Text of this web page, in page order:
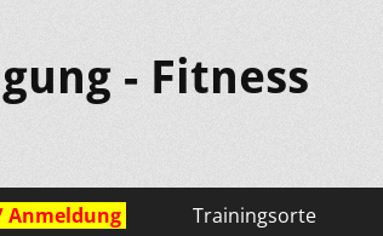
- Fitness
Anmeldung Trainingsorte